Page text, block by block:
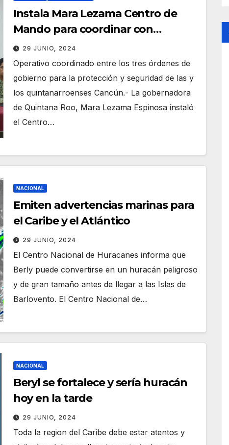
Instala Mara Lezama Centro de
Mando para coordinar con
municipios fenómenos
hidrometeorológicos y monitoreo
del Atlántico y Caribe
29 JUNIO, 2024
Operativo coordinado entre los tres órdenes de
gobierno para la protección y seguridad de las y
los quintanarroenses Cancún.- La gobernadora
de Quintana Roo, Mara Lezama Espinosa instaló
el Centro…
NACIONAL
Emiten advertencias marinas para
el Caribe y el Atlántico
29 JUNIO, 2024
El Centro Nacional de Huracanes informa que
Berly puede convertirse en un huracán peligroso
y de gran tamaño antes de llegar a las Islas de
Barlovento. El Centro Nacional de…
NACIONAL
Beryl se fortalece y sería huracán
hoy en la tarde
29 JUNIO, 2024
Toda la region del Caribe debe estar atentos y